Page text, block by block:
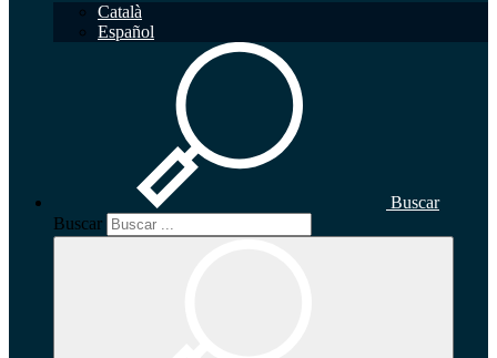
Català
Español
Buscar
Buscar